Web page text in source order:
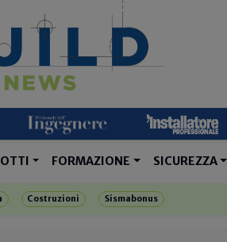
FORMAZIONE SICUREZZA
Costruzioni Sismabonus